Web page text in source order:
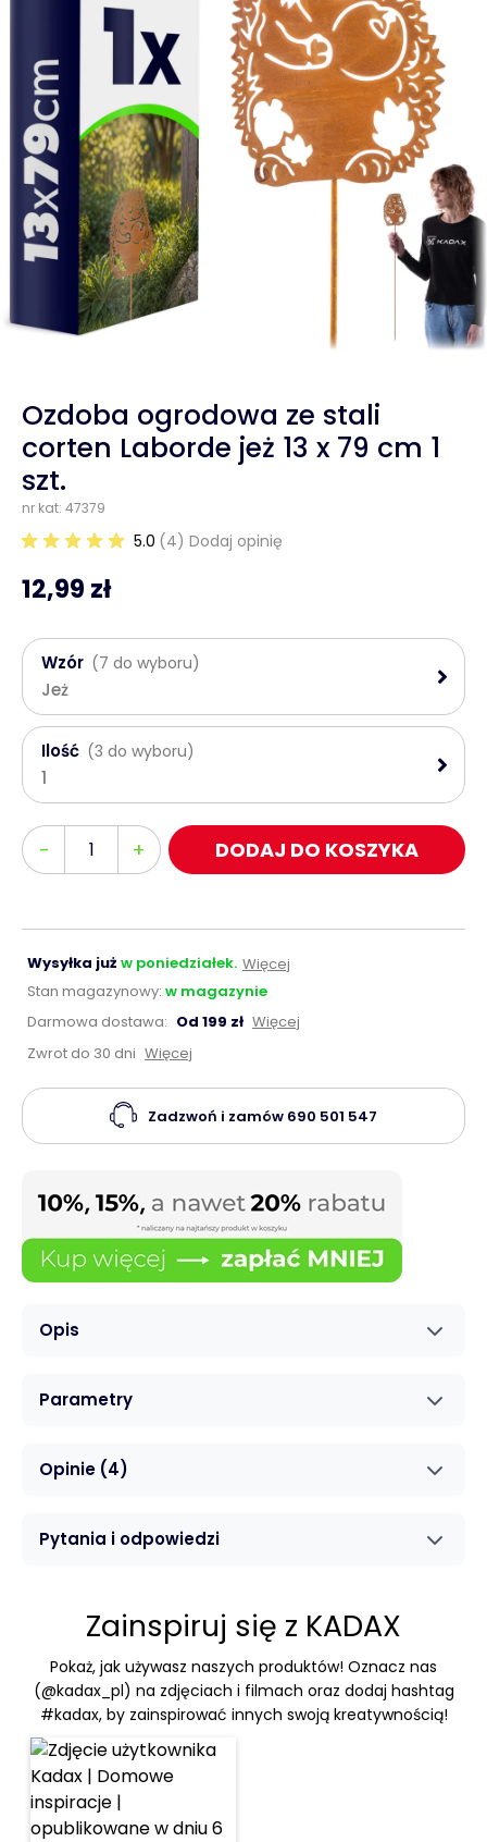
Opis
Parametry
Opinie (4)
Pytania i odpowiedzi
Zainspiruj się z KADAX
Pokaż, jak używasz naszych produktów! Oznacz nas
(@kadax_pl) na zdjęciach i filmach oraz dodaj hashtag
#kadax, by zainspirować innych swoją kreatywnością!
Ozdoba ogrodowa ze stali
corten Laborde jeż 13 x 79 cm 1
szt.
nr kat: 47379
5.0 (4) Dodaj opinię
12,99 zł
Wzór (7 do wyboru)
Jeż
Ilość (3 do wyboru)
1
-
Ilość + DODAJ DO KOSZYKA
Wysyłka już w poniedziałek. Więcej
Stan magazynowy: w magazynie
Darmowa dostawa: Od 199 zł Więcej
Zwrot do 30 dni Więcej
Zadzwoń i zamów 690 501 547